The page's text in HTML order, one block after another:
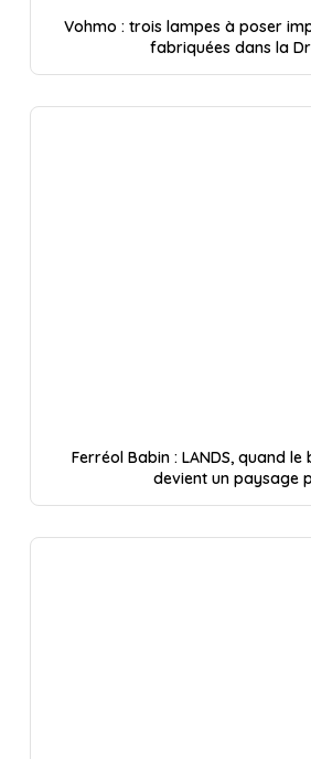
Vohmo : trois lampes à poser
fabriquées dans la
Ferréol Babin : LANDS, quand
devient un paysage